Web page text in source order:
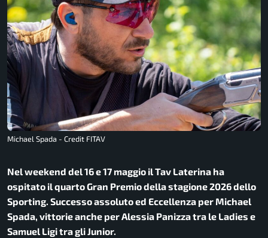
Michael Spada - Credit FITAV
Nel weekend del 16 e 17 maggio il Tav Laterina ha
ospitato il quarto Gran Premio della stagione 2026 dello
Sporting. Successo assoluto ed Eccellenza per Michael
Spada, vittorie anche per Alessia Panizza tra le Ladies e
Samuel Ligi tra gli Junior.